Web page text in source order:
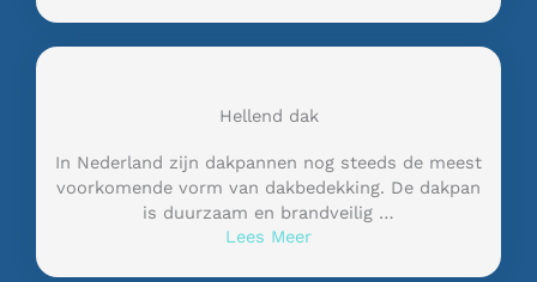
Hellend dak
In Nederland zijn dakpannen nog steeds de meest
voorkomende vorm van dakbedekking. De dakpan
is duurzaam en brandveilig …
Lees Meer